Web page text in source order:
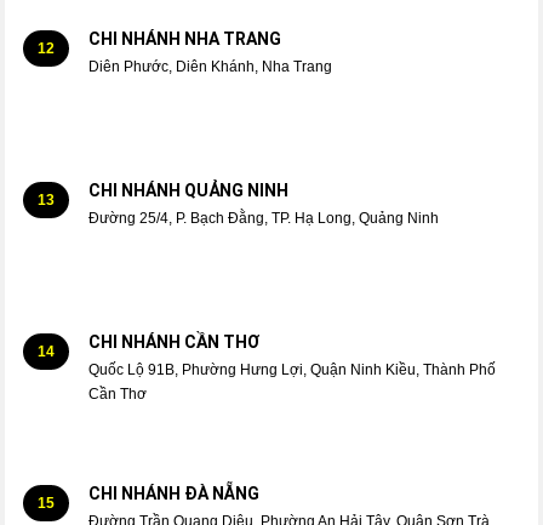
12 CHI NHÁNH NHA TRANG
Diên Phước, Diên Khánh, Nha Trang
13 CHI NHÁNH QUẢNG NINH
Đường 25/4, P. Bạch Đằng, TP. Hạ Long, Quảng Ninh
14 CHI NHÁNH CẦN THƠ
Quốc Lộ 91B, Phường Hưng Lợi, Quận Ninh Kiều, Thành Phố
Cần Thơ
15 CHI NHÁNH ĐÀ NẴNG
Đường Trần Quang Diệu, Phường An Hải Tây, Quận Sơn Trà,